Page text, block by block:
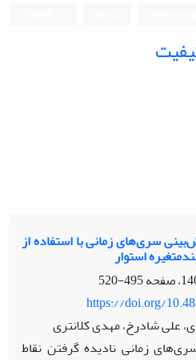
سری‌های زمانی با استفاده از
استوار
495-520
https://doi.org/
علی شادرخ، مهدی کلانتری
زمانی نادیده گرفتن نقاط